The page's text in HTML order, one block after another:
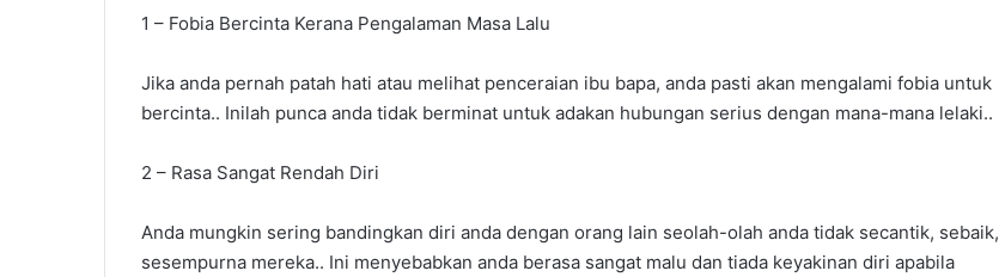
1 – Fobia Bercinta Kerana Pengalaman Masa Lalu
Jika anda pernah patah hati atau melihat penceraian ibu bapa, anda pasti akan mengalami fobia untuk
bercinta.. Inilah punca anda tidak berminat untuk adakan hubungan serius dengan mana-mana lelaki..
2 – Rasa Sangat Rendah Diri
Anda mungkin sering bandingkan diri anda dengan orang lain seolah-olah anda tidak secantik, sebaik,
sesempurna mereka.. Ini menyebabkan anda berasa sangat malu dan tiada keyakinan diri apabila